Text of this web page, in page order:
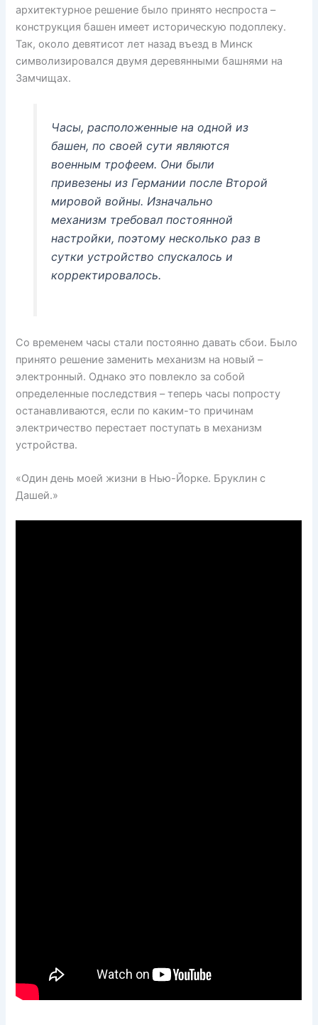
архитектурное решение было принято неспроста –
конструкция башен имеет историческую подоплеку.
Так, около девятисот лет назад въезд в Минск
символизировался двумя деревянными башнями на
Замчищах.
Часы, расположенные на одной из
башен, по своей сути являются
военным трофеем. Они были
привезены из Германии после Второй
мировой войны. Изначально
механизм требовал постоянной
настройки, поэтому несколько раз в
сутки устройство спускалось и
корректировалось.
Со временем часы стали постоянно давать сбои. Было
принято решение заменить механизм на новый –
электронный. Однако это повлекло за собой
определенные последствия – теперь часы попросту
останавливаются, если по каким-то причинам
электричество перестает поступать в механизм
устройства.
«Один день моей жизни в Нью-Йорке. Бруклин с
Дашей.»